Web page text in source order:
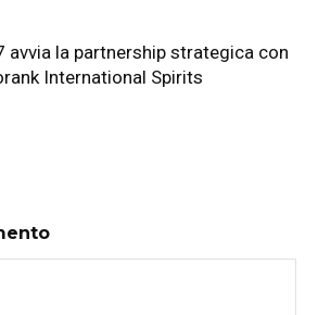
avvia la partnership strategica con
International Spirits